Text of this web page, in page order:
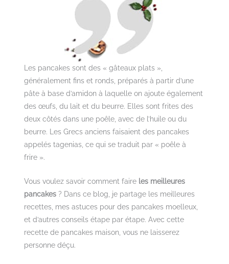
Les pancakes sont des « gâteaux plats »,
généralement fins et ronds, préparés à partir d’une
pâte à base d’amidon à laquelle on ajoute également
des œufs, du lait et du beurre. Elles sont frites des
deux côtés dans une poêle, avec de l’huile ou du
beurre. Les Grecs anciens faisaient des pancakes
appelés tagenias, ce qui se traduit par « poêle à
frire ».
Vous voulez savoir comment faire les meilleures
pancakes ? Dans ce blog, je partage les meilleures
recettes, mes astuces pour des pancakes moelleux,
et d’autres conseils étape par étape. Avec cette
recette de pancakes maison, vous ne laisserez
personne déçu.